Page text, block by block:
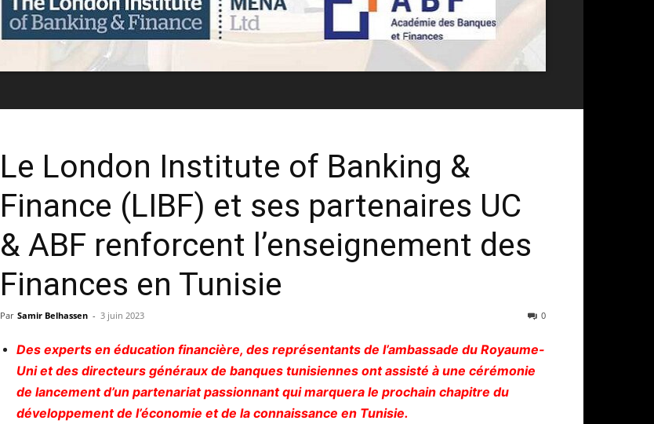
Le London Institute of Banking &
Finance (LIBF) et ses partenaires UC
& ABF renforcent l’enseignement des
Finances en Tunisie
Par Samir Belhassen - 3 juin 2023 0
Des experts en éducation financière, des représentants de l’ambassade du Royaume-
Uni et des directeurs généraux de banques tunisiennes ont assisté à une cérémonie
de lancement d’un partenariat passionnant qui marquera le prochain chapitre du
développement de l’économie et de la connaissance en Tunisie.